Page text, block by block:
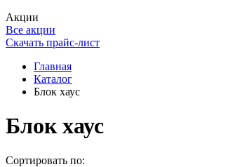
Акции
Все акции
Скачать прайс-лист
Главная
Каталог
Блок хаус
Блок хаус
Сортировать по: